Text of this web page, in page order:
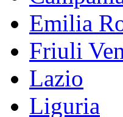
Emilia
Friuli
Lazio
Liguria